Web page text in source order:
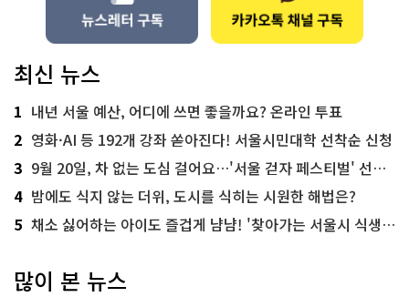
최신 뉴스
1 내년 서울 예산, 어디에 쓰면 좋을까요? 온라인 투표
2 영화·AI 등 192개 강좌 쏟아진다! 서울시민대학 선착순 신청
3 9월 20일, 차 없는 도심 걸어요…'서울 걷자 페스티벌' 선착순 5천명
4 밤에도 식지 않는 더위, 도시를 식히는 시원한 해법은?
5 채소 싫어하는 아이도 즐겁게 냠냠! '찾아가는 서울시 식생활 교육' 현장
많이 본 뉴스